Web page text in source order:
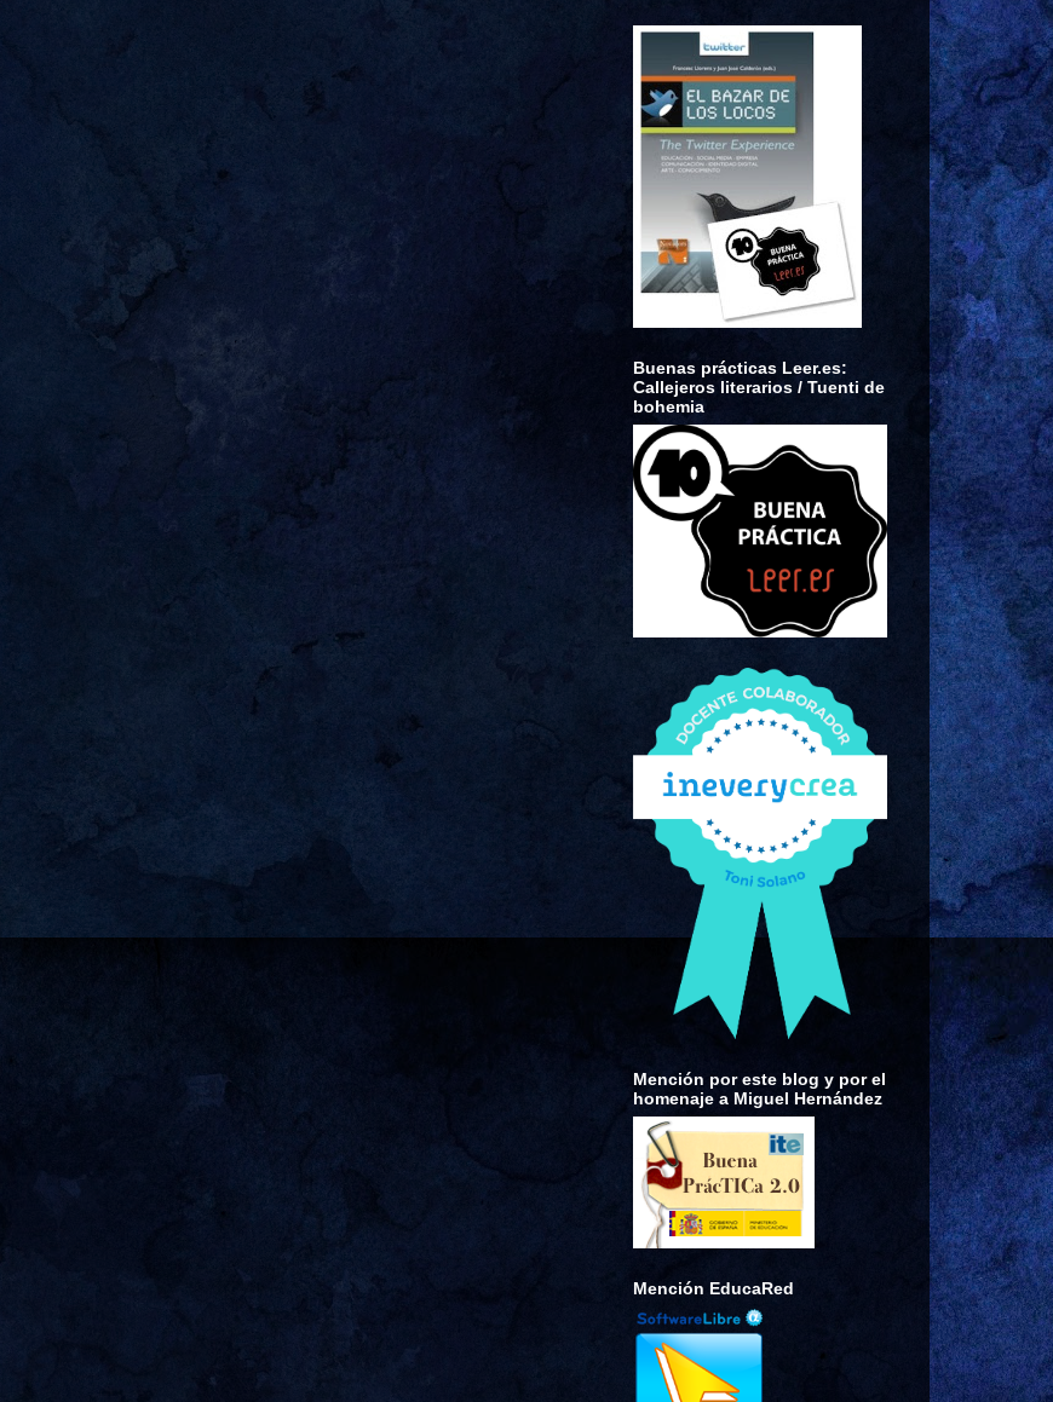
Buenas prácticas Leer.es:
Callejeros literarios / Tuenti de
bohemia
Mención por este blog y por el
homenaje a Miguel Hernández
Mención EducaRed